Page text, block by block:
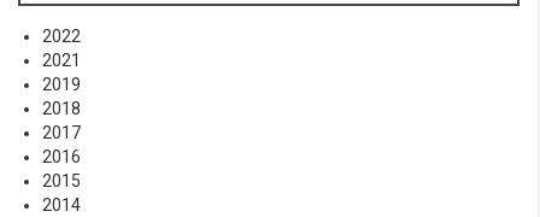
2022
2021
2019
2018
2017
2016
2015
2014